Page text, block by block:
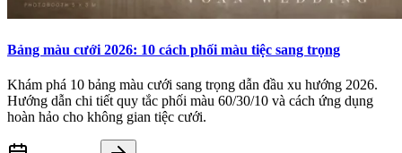
Bảng màu cưới 2026: 10 cách phối màu tiệc sang trọng
Khám phá 10 bảng màu cưới sang trọng dẫn đầu xu hướng 2026.
Hướng dẫn chi tiết quy tắc phối màu 60/30/10 và cách ứng dụng
hoàn hảo cho không gian tiệc cưới.